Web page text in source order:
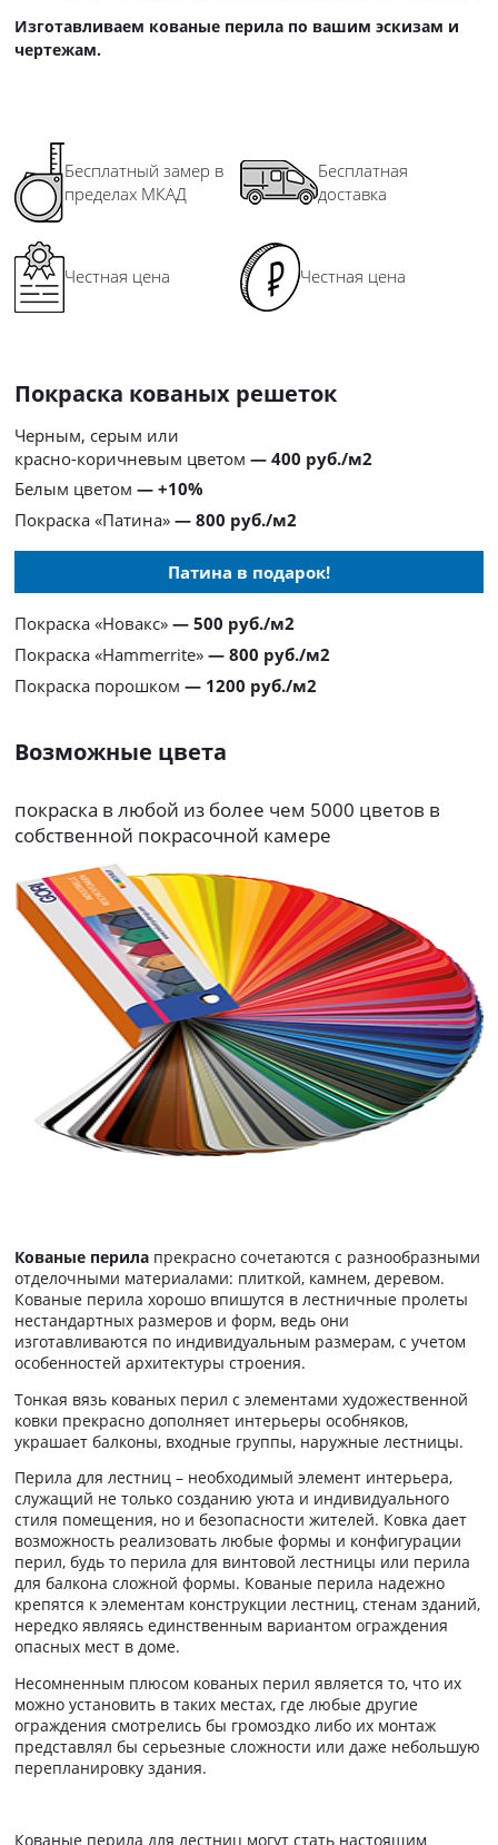
Изготавливаем кованые перила по вашим эскизам и
чертежам.
Бесплатный замер в
пределах МКАД
Бесплатная
доставка
Честная цена Честная цена
Покраска кованых решеток
Черным, серым или
красно-коричневым цветом — 400 руб./м2
Белым цветом — +10%
Покраска «Патина» — 800 руб./м2
Патина в подарок!
Покраска «Новакс» — 500 руб./м2
Покраска «Hammerrite» — 800 руб./м2
Покраска порошком — 1200 руб./м2
Возможные цвета
покраска в любой из более чем 5000 цветов в
собственной покрасочной камере
Кованые перилапрекрасно сочетаются с разнообразными
отделочными материалами: плиткой, камнем, деревом.
Кованые перила хорошо впишутся в лестничные пролеты
нестандартных размеров и форм, ведь они
изготавливаются по индивидуальным размерам, с учетом
особенностей архитектуры строения.
Тонкая вязь кованых перил с элементами художественной
ковки прекрасно дополняет интерьеры особняков,
украшает балконы, входные группы, наружные лестницы.
Перила для лестниц – необходимый элемент интерьера,
служащий не только созданию уюта и индивидуального
стиля помещения, но и безопасности жителей. Ковка дает
возможность реализовать любые формы и конфигурации
перил, будь то перила для винтовой лестницы или перила
для балкона сложной формы. Кованые перила надежно
крепятся к элементам конструкции лестниц, стенам зданий,
нередко являясь единственным вариантом ограждения
опасных мест в доме.
Несомненным плюсом кованых перил является то, что их
можно установить в таких местах, где любые другие
ограждения смотрелись бы громоздко либо их монтаж
представлял бы серьезные сложности или даже небольшую
перепланировку здания.
Кованые перила для лестниц могут стать настоящим